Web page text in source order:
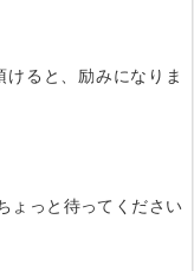
ると、励みになりま
ょっと待ってください